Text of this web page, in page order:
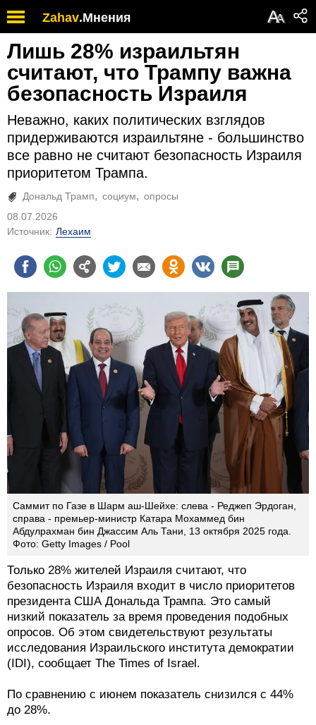
Zahav.Мнения АА
Лишь 28% израильтян
считают, что Трампу важна
безопасность Израиля
Неважно, каких политических взглядов
придерживаются израильтяне - большинство
все равно не считают безопасность Израиля
приоритетом Трампа.
Дональд Трамп социум
опросы
08.07.2026
Источник: Лехаим
Саммит по Газе в Шарм аш-Шейхе: слева - Реджеп Эрдоган,
справа - премьер-министр Катара Мохаммед бин
Абдулрахман бин Джассим Аль Тани, 13 октября 2025 года.
Фото: Getty Images / Pool
Только 28% жителей Израиля считают, что
безопасность Израиля входит в число приоритетов
президента США Дональда Трампа. Это самый
низкий показатель за время проведения подобных
опросов. Об этом свидетельствуют результаты
исследования Израильского института демократии
(IDI), сообщает The Times of Israel.
По сравнению с июнем показатель снизился с 44%
до 28%.